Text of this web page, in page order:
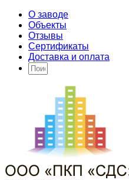
О заводе
Объекты
Отзывы
Сертификаты
Доставка и оплата